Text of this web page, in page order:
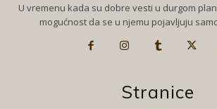
U vremenu kada su dobre vesti u durgom
mogućnost da se u njemu pojavljuju
Stranice